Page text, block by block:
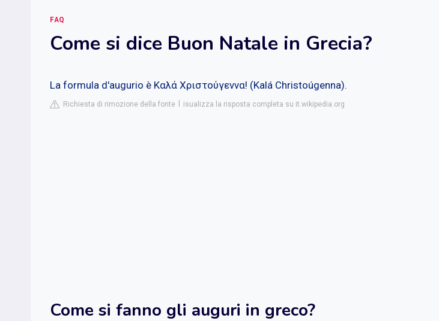
FAQ
Come si dice Buon Natale in Grecia?
La formula d'augurio è Καλά Χριστούγεννα! (Kalá Christoúgenna).
Richiesta di rimozione della fonte isualizza la risposta completa su it.wikipedia.org
Come si fanno gli auguri in greco?